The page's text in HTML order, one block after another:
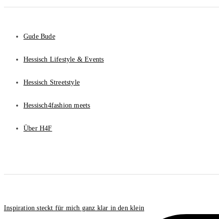
Gude Bude
Hessisch Lifestyle & Events
Hessisch Streetstyle
Hessisch4fashion meets
Über H4F
Inspiration steckt für mich ganz klar in den klein